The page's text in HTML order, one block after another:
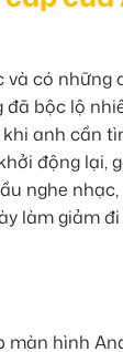
và có những
đã bộc lộ
anh cần
động lại,
nghe nhạc,
làm giảm
màn hình